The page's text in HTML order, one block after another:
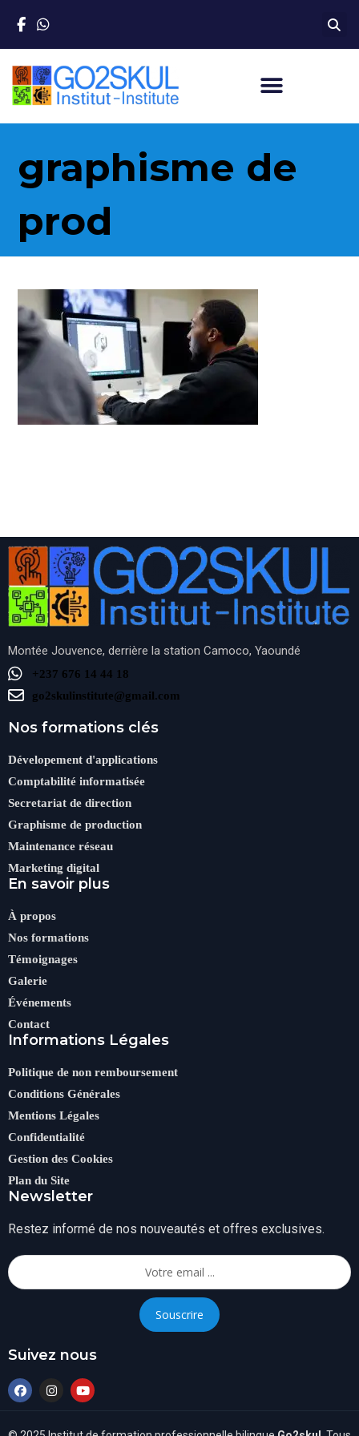
graphisme de
prod
Montée Jouvence, derrière la station Camoco, Yaoundé
+237 676 14 44 18
go2skulinstitute@gmail.com
Nos formations clés
Dévelopement d'applications
Comptabilité informatisée
Secretariat de direction
Graphisme de production
Maintenance réseau
Marketing digital
En savoir plus
À propos
Nos formations
Témoignages
Galerie
Événements
Contact
Informations Légales
Politique de non remboursement
Conditions Générales
Mentions Légales
Confidentialité
Gestion des Cookies
Plan du Site
Newsletter
Restez informé de nos nouveautés et offres exclusives.
Souscrire
Suivez nous